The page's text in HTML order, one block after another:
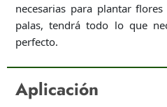
necesarias para plantar
palas, tendrá todo lo que
perfecto.
Aplicación